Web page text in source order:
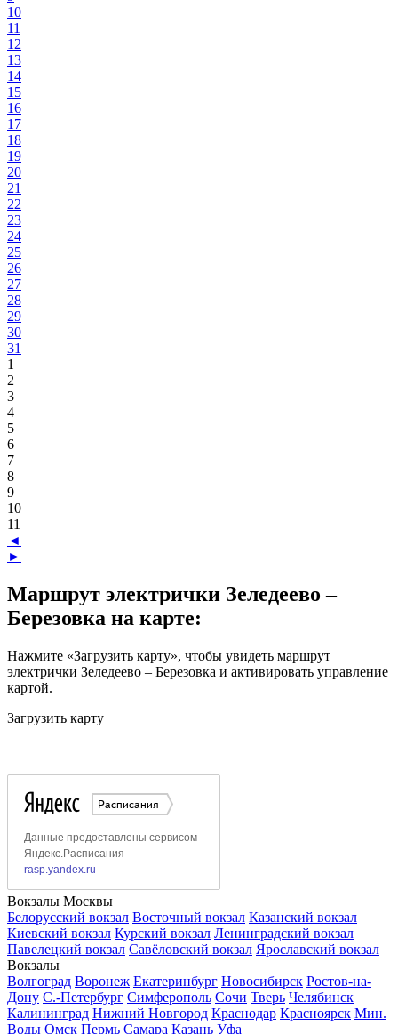
10
11
12
13
14
15
16
17
18
19
20
21
22
23
24
25
26
27
28
29
30
31
1
2
3
4
5
6
7
8
9
10
11
◄
►
Маршрут электрички Зеледеево –
Березовка на карте:
Нажмите «Загрузить карту», чтобы увидеть маршрут
электрички Зеледеево – Березовка и активировать управление
картой.
Загрузить карту
Вокзалы Москвы
Белорусский вокзал Восточный вокзал Казанский вокзал
Киевский вокзал Курский вокзал Ленинградский вокзал
Павелецкий вокзал Савёловский вокзал Ярославский вокзал
Вокзалы
Волгоград Воронеж Екатеринбург Новосибирск Ростов-на-
Дону С.-Петербург Симферополь Сочи Тверь Челябинск
Калининград Нижний Новгород Краснодар Красноярск Мин.
Воды Омск Пермь Самара Казань Уфа